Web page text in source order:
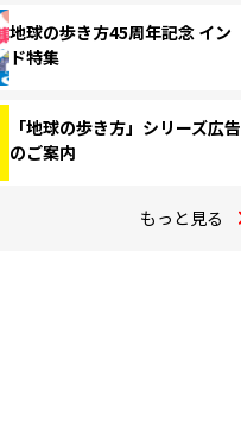
地球の歩き方45周年記念 イン
ド特集
「地球の歩き方」シリーズ広告
のご案内
もっと見る